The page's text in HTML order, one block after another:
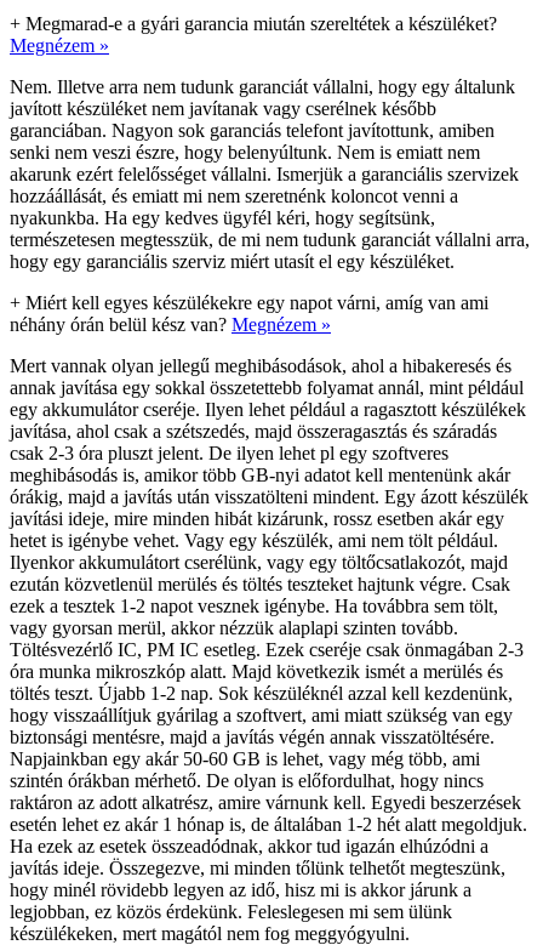
+ Megmarad-e a gyári garancia miután szereltétek a készüléket?
Megnézem »
Nem. Illetve arra nem tudunk garanciát vállalni, hogy egy általunk
javított készüléket nem javítanak vagy cserélnek később
garanciában. Nagyon sok garanciás telefont javítottunk, amiben
senki nem veszi észre, hogy belenyúltunk. Nem is emiatt nem
akarunk ezért felelősséget vállalni. Ismerjük a garanciális szervizek
hozzáállását, és emiatt mi nem szeretnénk koloncot venni a
nyakunkba. Ha egy kedves ügyfél kéri, hogy segítsünk,
természetesen megtesszük, de mi nem tudunk garanciát vállalni arra,
hogy egy garanciális szerviz miért utasít el egy készüléket.
+ Miért kell egyes készülékekre egy napot várni, amíg van ami
néhány órán belül kész van? Megnézem »
Mert vannak olyan jellegű meghibásodások, ahol a hibakeresés és
annak javítása egy sokkal összetettebb folyamat annál, mint például
egy akkumulátor cseréje. Ilyen lehet például a ragasztott készülékek
javítása, ahol csak a szétszedés, majd összeragasztás és száradás
csak 2-3 óra pluszt jelent. De ilyen lehet pl egy szoftveres
meghibásodás is, amikor több GB-nyi adatot kell mentenünk akár
órákig, majd a javítás után visszatölteni mindent. Egy ázott készülék
javítási ideje, mire minden hibát kizárunk, rossz esetben akár egy
hetet is igénybe vehet. Vagy egy készülék, ami nem tölt például.
Ilyenkor akkumulátort cserélünk, vagy egy töltőcsatlakozót, majd
ezután közvetlenül merülés és töltés teszteket hajtunk végre. Csak
ezek a tesztek 1-2 napot vesznek igénybe. Ha továbbra sem tölt,
vagy gyorsan merül, akkor nézzük alaplapi szinten tovább.
Töltésvezérlő IC, PM IC esetleg. Ezek cseréje csak önmagában 2-3
óra munka mikroszkóp alatt. Majd következik ismét a merülés és
töltés teszt. Újabb 1-2 nap. Sok készüléknél azzal kell kezdenünk,
hogy visszaállítjuk gyárilag a szoftvert, ami miatt szükség van egy
biztonsági mentésre, majd a javítás végén annak visszatöltésére.
Napjainkban egy akár 50-60 GB is lehet, vagy még több, ami
szintén órákban mérhető. De olyan is előfordulhat, hogy nincs
raktáron az adott alkatrész, amire várnunk kell. Egyedi beszerzések
esetén lehet ez akár 1 hónap is, de általában 1-2 hét alatt megoldjuk.
Ha ezek az esetek összeadódnak, akkor tud igazán elhúzódni a
javítás ideje. Összegezve, mi minden tőlünk telhetőt megteszünk,
hogy minél rövidebb legyen az idő, hisz mi is akkor járunk a
legjobban, ez közös érdekünk. Feleslegesen mi sem ülünk
készülékeken, mert magától nem fog meggyógyulni.